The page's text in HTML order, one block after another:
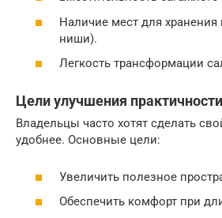
Наличие мест для хранения
ниши).
Легкость трансформации
Цели улучшения практичности
Владельцы часто хотят сделать
удобнее. Основные цели:
Увеличить полезное
Обеспечить комфорт при